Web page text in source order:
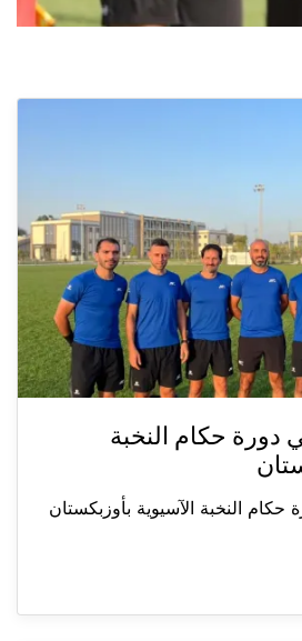
دورة حكام النخبة
حكام النخبة الآسيوية بأوزبكستان